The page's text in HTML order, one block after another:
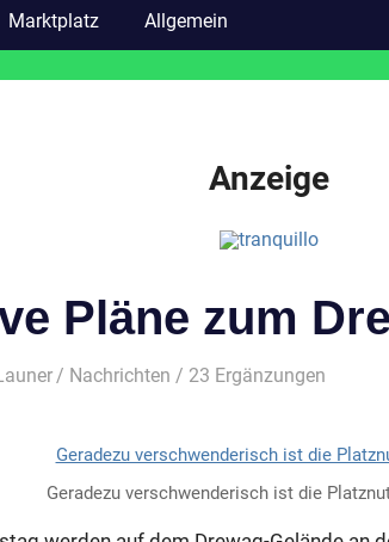
Marktplatz Allgemein
Anzeige
Pläne zum
Nachrichten / 23 Ergänzungen
Geradezu verschwenderisch ist die